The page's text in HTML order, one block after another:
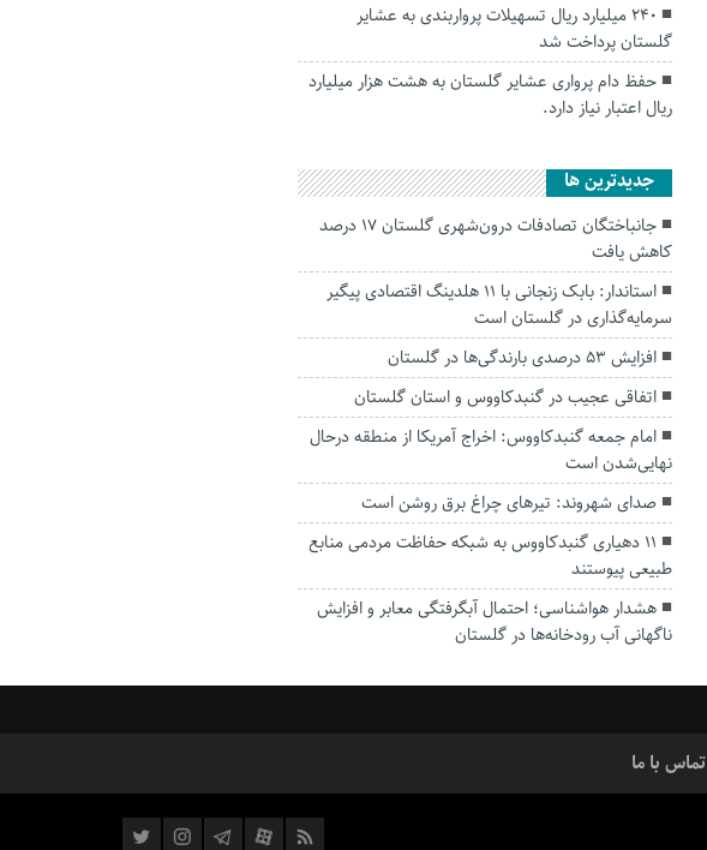
۲۴۰ میلیارد ریال تسهیلات پرواربندی به عشایر
گلستان پرداخت شد
حفظ دام پرواری عشایر گلستان به هشت هزار میلیارد
ریال اعتبار نیاز دارد.
جديدترين ها
جانباختگان تصادفات درون‌شهری گلستان ۱۷ درصد
کاهش یافت
استاندار: بابک زنجانی با ۱۱ هلدینگ اقتصادی پیگیر
سرمایه‌گذاری در گلستان است
افزایش ۵۳ درصدی بارندگی‌ها در گلستان
اتفاقی عجیب در‌ گنبدکاووس و استان گلستان
امام جمعه گنبدکاووس: اخراج آمریکا از منطقه درحال
نهایی‌شدن است
صدای شهروند: تیرهای چراغ برق روشن است
۱۱ دهیاری گنبدکاووس به شبکه حفاظت مردمی منابع
طبیعی پیوستند
هشدار هواشناسی؛ احتمال آبگرفتگی معابر و افزایش
ناگهانی آب رودخانه‌ها در گلستان
تماس با ما